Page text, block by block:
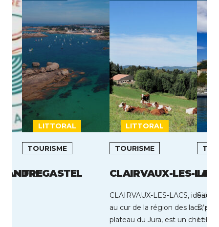
LITTORAL
ANDRE
LITTORAL
TOURISME
TREGASTEL
TOURISME
CLAIRVAUX-LES-
CLAIRVAUX-LES-LACS,
au cur de la région des lacs,
plateau du Jura, est un chef-
LE
Situé
Le